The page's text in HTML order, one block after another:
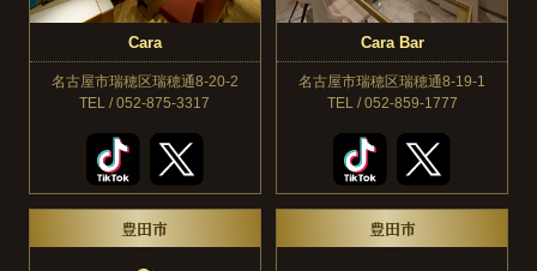
Cara
名古屋市瑞穂区瑞穂通8-20-2
TEL / 052-875-3317
Cara Bar
名古屋市瑞穂区瑞穂通8-19-1
TEL / 052-859-1777
豊田市 豊田市